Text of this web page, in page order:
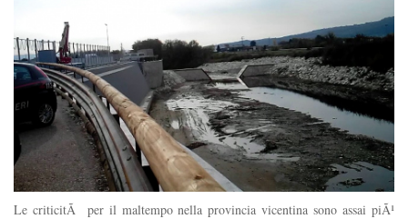
Le criticitÃ per il maltempo nella provincia vicentina sono assai piÃ¹